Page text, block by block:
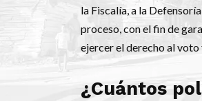
la Fiscalía, a la
proceso, con el fin de
ejercer el derecho al voto
¿Cuántos